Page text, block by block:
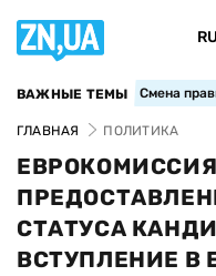
RU
ВАЖНЫЕ ТЕМЫ Смена
ГЛАВНАЯ ПОЛИТИКА
СТАТУСА
ВСТУПЛЕНИЕ В